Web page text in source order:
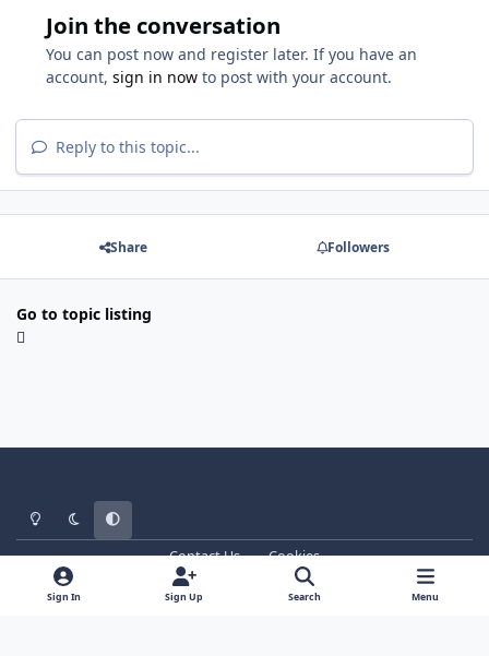
Join the conversation
You can post now and register later. If you have an
account, sign in now to post with your account.
Reply to this topic...
Share Followers
Go to topic listing
Light ModeDark ModeSystem Preference
Contact Us
Cookies
WT - http://www.ebattle.net
Powered byInvision Community
Sign In Sign Up Search Menu